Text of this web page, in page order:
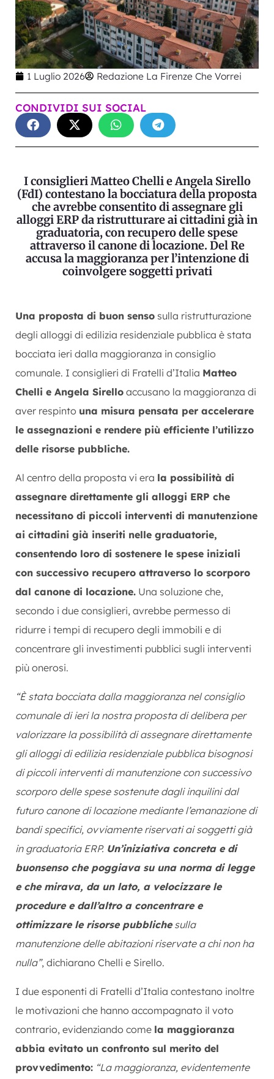
1 Luglio 2026 Redazione La Firenze Che Vorrei
CONDIVIDI SUI SOCIAL
I consiglieri Matteo Chelli e Angela Sirello
(FdI) contestano la bocciatura della proposta
che avrebbe consentito di assegnare gli
alloggi ERP da ristrutturare ai cittadini già in
graduatoria, con recupero delle spese
attraverso il canone di locazione. Del Re
accusa la maggioranza per l’intenzione di
coinvolgere soggetti privati
Una proposta di buon senso sulla ristrutturazione
degli alloggi di edilizia residenziale pubblica è stata
bocciata ieri dalla maggioranza in consiglio
comunale. I consiglieri di Fratelli d’Italia Matteo
Chelli e Angela Sirello accusano la maggioranza di
aver respinto una misura pensata per accelerare
le assegnazioni e rendere più efficiente l’utilizzo
delle risorse pubbliche.
Al centro della proposta vi era la possibilità di
assegnare direttamente gli alloggi ERP che
necessitano di piccoli interventi di manutenzione
ai cittadini già inseriti nelle graduatorie,
consentendo loro di sostenere le spese iniziali
con successivo recupero attraverso lo scorporo
dal canone di locazione. Una soluzione che,
secondo i due consiglieri, avrebbe permesso di
ridurre i tempi di recupero degli immobili e di
concentrare gli investimenti pubblici sugli interventi
più onerosi.
“È stata bocciata dalla maggioranza nel consiglio
comunale di ieri la nostra proposta di delibera per
valorizzare la possibilità di assegnare direttamente
gli alloggi di edilizia residenziale pubblica bisognosi
di piccoli interventi di manutenzione con successivo
scorporo delle spese sostenute dagli inquilini dal
futuro canone di locazione mediante l’emanazione di
bandi specifici, ovviamente riservati ai soggetti già
in graduatoria ERP. Un’iniziativa concreta e di
buonsenso che poggiava su una norma di legge
e che mirava, da un lato, a velocizzare le
procedure e dall’altro a concentrare e
ottimizzare le risorse pubblichesulla
manutenzione delle abitazioni riservate a chi non ha
nulla”, dichiarano Chelli e Sirello.
I due esponenti di Fratelli d’Italia contestano inoltre
le motivazioni che hanno accompagnato il voto
contrario, evidenziando come la maggioranza
abbia evitato un confronto sul merito del
provvedimento: “La maggioranza, evidentemente